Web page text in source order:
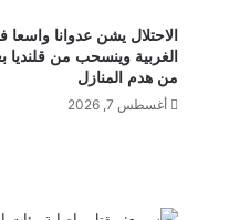
الاحتلال يشن عدوانا
الغربية وينسحب من قلنديا
من هدم المنازل
أغسطس 7, 2026